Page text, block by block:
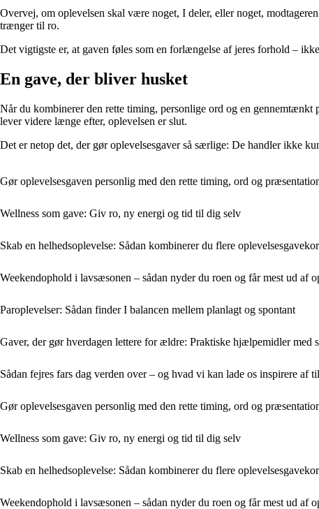
Overvej, om oplevelsen skal være noget, I deler, eller noget,
trænger til ro.
Det vigtigste er, at gaven føles som en forlængelse af jeres forhold –
En gave, der bliver husket
Når du kombinerer den rette timing, personlige ord og en
lever videre længe efter, oplevelsen er slut.
Det er netop det, der gør oplevelsesgaver så særlige: De handler ikke
Gør oplevelsesgaven personlig med den rette timing, ord og
Wellness som gave: Giv ro, ny energi og tid til dig selv
Skab en helhedsoplevelse: Sådan kombinerer du flere
Weekendophold i lavsæsonen – sådan nyder du roen og får mest ud af
Paroplevelser: Sådan finder I balancen mellem planlagt og spontant
Gaver, der gør hverdagen lettere for ældre: Praktiske hjælpemidler med
Sådan fejres fars dag verden over – og hvad vi kan lade os inspirere af
Gør oplevelsesgaven personlig med den rette timing, ord og
Wellness som gave: Giv ro, ny energi og tid til dig selv
Skab en helhedsoplevelse: Sådan kombinerer du flere
Weekendophold i lavsæsonen – sådan nyder du roen og får mest ud af